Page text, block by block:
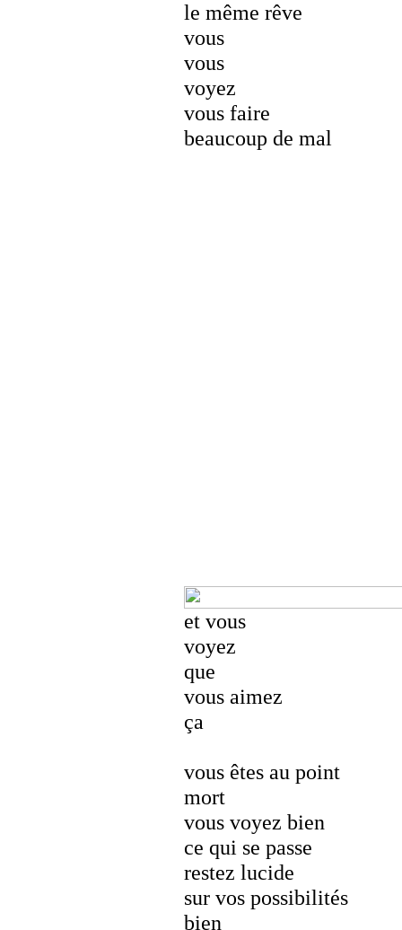
le même rêve
vous
vous
voyez
vous faire
beaucoup de mal
et vous
voyez
que
vous aimez
ça
vous êtes au point
mort
vous voyez bien
ce qui se passe
restez lucide
sur vos possibilités
bien